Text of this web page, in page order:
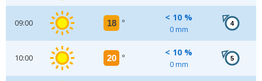
09:00 18 °
< 10 %
0 mm
4
10:00 20 °
< 10 %
0 mm
5